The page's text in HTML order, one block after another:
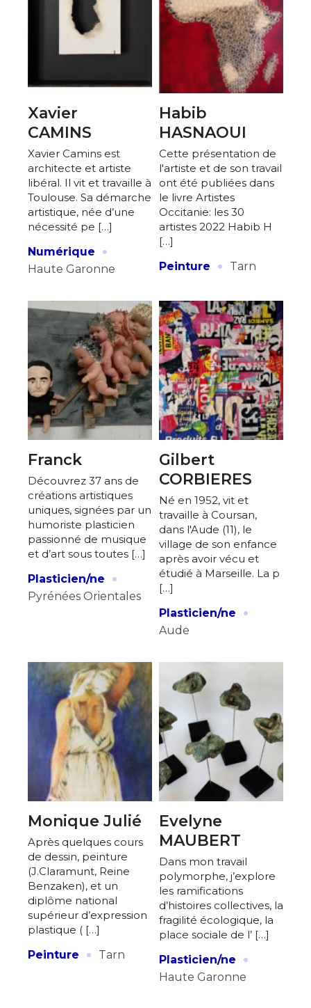
Adresse email*
Nom
Prénom
Statut / Organisation
J'accepte lestermes et conditions
Adresse email*
J'accepte lestermes et conditions
* Champ obligatoire
Xavier
CAMINS
Xavier Camins est
architecte et artiste
libéral. Il vit et travaille à
Toulouse. Sa démarche
artistique, née d’une
nécessité pe […]
Numérique
·
Haute Garonne
Habib
HASNAOUI
Cette présentation de
l'artiste et de son travail
ont été publiées dans
le livre Artistes
Occitanie: les 30
artistes 2022 Habib H
[…]
Peinture
· Tarn
Franck
Découvrez 37 ans de
créations artistiques
uniques, signées par un
humoriste plasticien
passionné de musique
et d’art sous toutes […]
Plasticien/ne
·
Pyrénées Orientales
Gilbert
CORBIERES
Né en 1952, vit et
travaille à Coursan,
dans l'Aude (11), le
village de son enfance
après avoir vécu et
étudié à Marseille. La p
[…]
Plasticien/ne
·
Aude
Monique Julié
Après quelques cours
de dessin, peinture
(J.Claramunt, Reine
Benzaken), et un
diplôme national
supérieur d’expression
plastique ( […]
Peinture
· Tarn
Evelyne
MAUBERT
Dans mon travail
polymorphe, j’explore
les ramifications
d’histoires collectives, la
fragilité écologique, la
place sociale de l’ […]
Plasticien/ne
·
Haute Garonne